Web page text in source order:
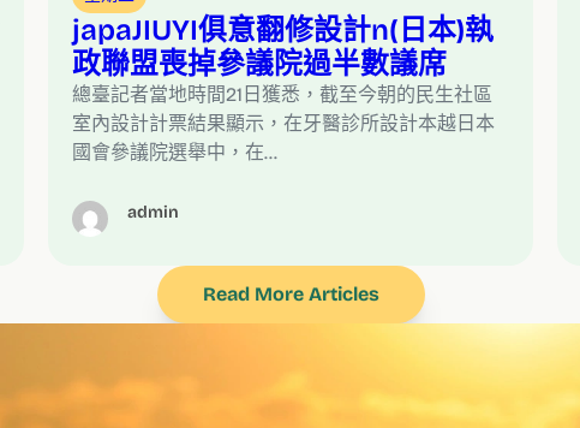
japaJIUYI俱意翻修設計n(日本)執
政聯盟喪掉參議院過半數議席
總臺記者當地時間21日獲悉，截至今朝的民生社區
室內設計計票結果顯示，在牙醫診所設計本越日本
國會參議院選舉中，在…
admin
Read More Articles